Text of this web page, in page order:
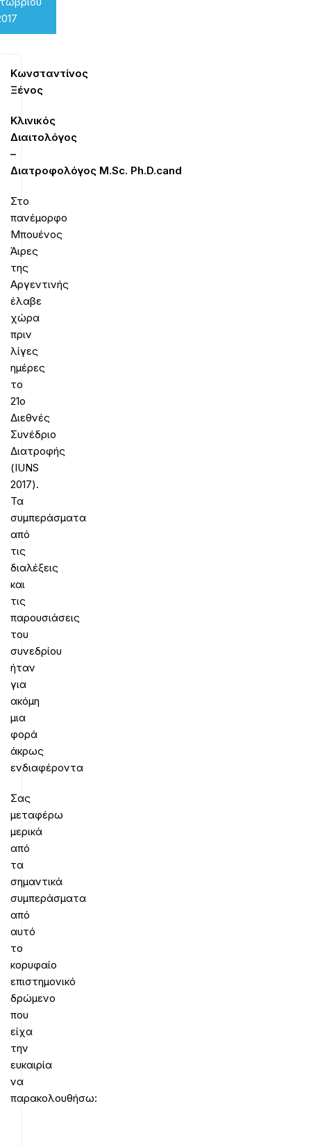
Κωνσταντίνος
Ξένος
Κλινικός
Διαιτολόγος
–
Διατροφολόγος M.Sc. Ph.D.cand
Στο
πανέμορφο
Μπουένος
Άιρες
της
Αργεντινής
έλαβε
χώρα
πριν
λίγες
ημέρες
το
21o
Διεθνές
Συνέδριο
Διατροφής
(IUNS
2017).
Τα
συμπεράσματα
από
τις
διαλέξεις
και
τις
παρουσιάσεις
του
συνεδρίου
ήταν
για
ακόμη
μια
φορά
άκρως
ενδιαφέροντα
Σας
μεταφέρω
μερικά
από
τα
σημαντικά
συμπεράσματα
από
αυτό
το
κορυφαίο
επιστημονικό
δρώμενο
που
είχα
την
ευκαιρία
να
παρακολουθήσω: